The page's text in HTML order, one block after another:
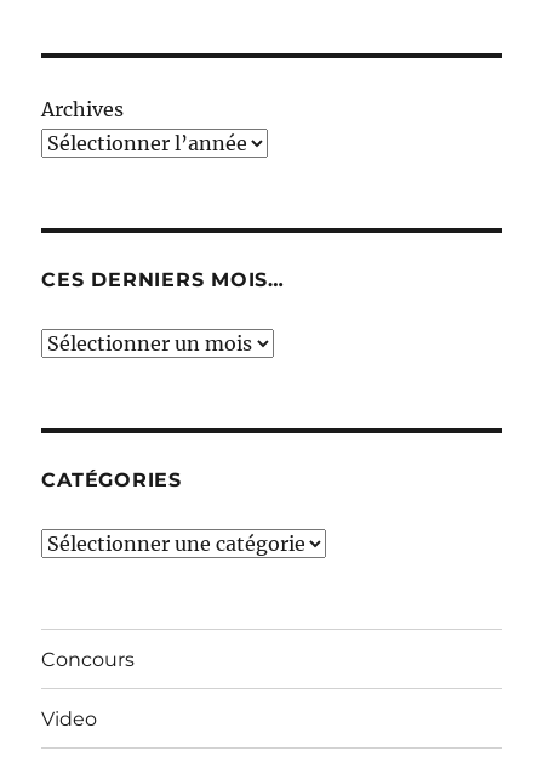
Archives
CES DERNIERS MOIS…
Ces
CATÉGORIES
Catégories
Concours
Video